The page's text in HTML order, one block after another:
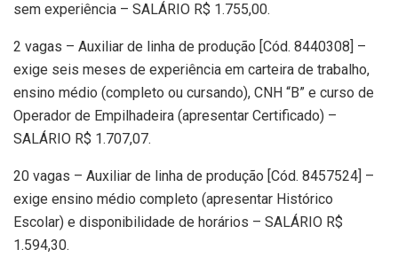
sem experiência – SALÁRIO R$ 1.755,00.
2 vagas – Auxiliar de linha de produção [Cód. 8440308] –
exige seis meses de experiência em carteira de trabalho,
ensino médio (completo ou cursando), CNH “B” e curso de
Operador de Empilhadeira (apresentar Certificado) –
SALÁRIO R$ 1.707,07.
20 vagas – Auxiliar de linha de produção [Cód. 8457524] –
exige ensino médio completo (apresentar Histórico
Escolar) e disponibilidade de horários – SALÁRIO R$
1.594,30.